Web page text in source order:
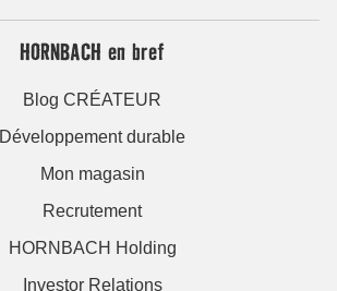
HORNBACH en bref
Blog CRÉATEUR
Développement durable
Mon magasin
Recrutement
HORNBACH Holding
Investor Relations